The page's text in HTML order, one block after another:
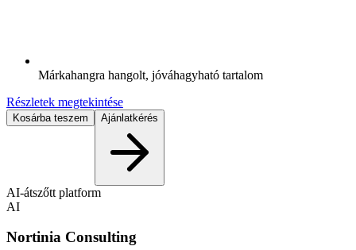
Márkahangra hangolt, jóváhagyható tartalom
Részletek megtekintése
Kosárba teszem Ajánlatkérés
AI-átszőtt platform
AI
Nortinia Consulting